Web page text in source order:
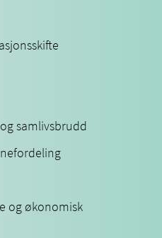
samlivsbrudd
og økonomisk